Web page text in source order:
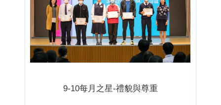
9-10每月之星-禮貌與尊重